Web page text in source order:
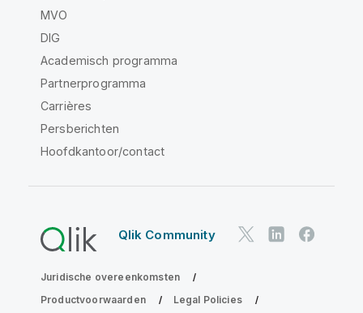
MVO
DIG
Academisch programma
Partnerprogramma
Carrières
Persberichten
Hoofdkantoor/contact
Qlik Community
Juridische overeenkomsten
Productvoorwaarden
Legal Policies